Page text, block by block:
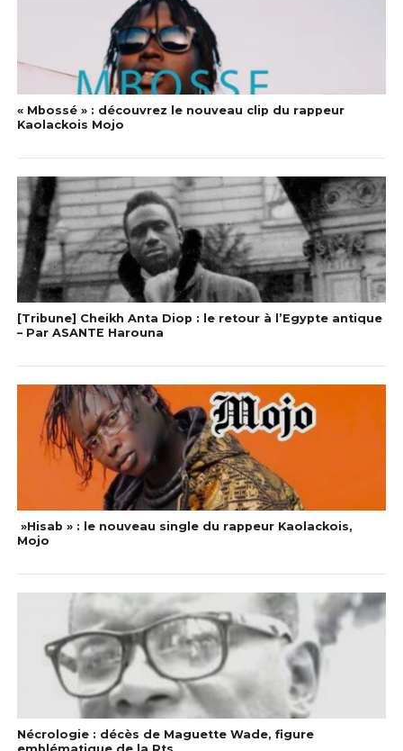
« Mbossé » : découvrez le nouveau clip du rappeur
Kaolackois Mojo
[Tribune] Cheikh Anta Diop : le retour à l’Egypte antique
– Par ASANTE Harouna
»Hisab » : le nouveau single du rappeur Kaolackois,
Mojo
Nécrologie : décès de Maguette Wade, figure